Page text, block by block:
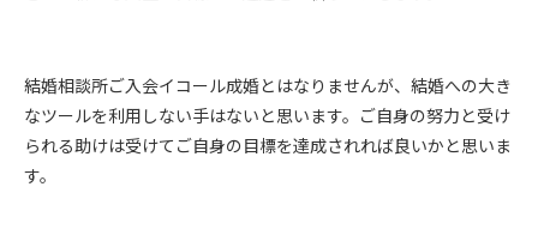
結婚相談所ご入会イコール成婚とはなりませんが、結婚への大き
なツールを利用しない手はないと思います。ご自身の努力と受け
られる助けは受けてご自身の目標を達成されれば良いかと思いま
す。